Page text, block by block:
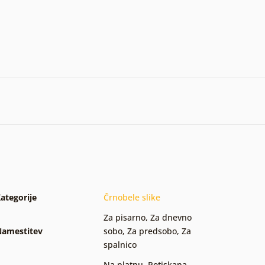
Črnobele slike
Za pisarno, Za dnevno
sobo, Za predsobo, Za
spalnico